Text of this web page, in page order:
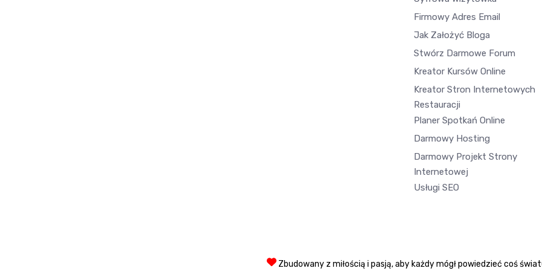
Firmowy Adres Email
Jak Założyć Bloga
Stwórz Darmowe Forum
Kreator Kursów Online
Kreator Stron Internetowych
Restauracji
Planer Spotkań Online
Darmowy Hosting
Darmowy Projekt Strony
Internetowej
Usługi SEO
Zbudowany z miłością i pasją, aby każdy mógł powiedzieć coś